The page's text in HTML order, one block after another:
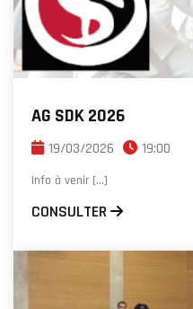
AG SDK 2026
19/03/2026 19:00
Info à venir [...]
CONSULTER